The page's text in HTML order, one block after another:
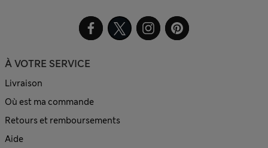
À VOTRE SERVICE
Livraison
Où est ma commande
Retours et remboursements
Aide